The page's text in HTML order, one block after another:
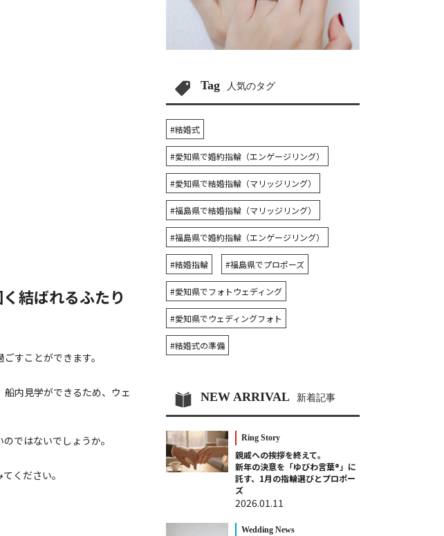
結ばれるふたり
すことができます。
内見学ができるため、ウェ
ではないでしょうか。
ください。
Tag 人気のタグ
#結婚式
#愛知県で婚約指輪（エンゲージリング）
#愛知県で結婚指輪（マリッジリング）
#福島県で結婚指輪（マリッジリング）
#福島県で婚約指輪（エンゲージリング）
#結婚指輪 #福島県でプロポーズ
#愛知県でフォトウェディング
#愛知県でウェディングフォト
#結婚式の準備
NEW ARRIVAL 新着記事
Ring Story
親戚への挨拶を終えて。
新年の決意を「ゆびわ言葉®」に
託す、1月の指輪選びとプロポー
ズ
2026.01.11
Wedding News